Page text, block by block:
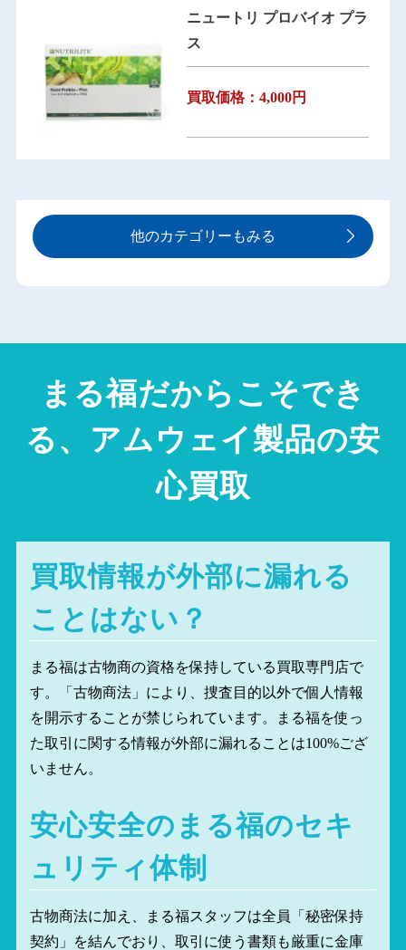
ニュートリ プロバイオ プラ
ス
買取価格：4,000円
他のカテゴリーもみる
まる福だからこそでき
る、アムウェイ製品の安
心買取
買取情報が外部に漏れる
ことはない？
まる福は古物商の資格を保持している買取専門店で
す。「古物商法」により、捜査目的以外で個人情報
を開示することが禁じられています。まる福を使っ
た取引に関する情報が外部に漏れることは100%ござ
いません。
安心安全のまる福のセキ
ュリティ体制
古物商法に加え、まる福スタッフは全員「秘密保持
契約」を結んでおり、取引に使う書類も厳重に金庫